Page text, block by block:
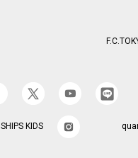
SHIPS KIDS